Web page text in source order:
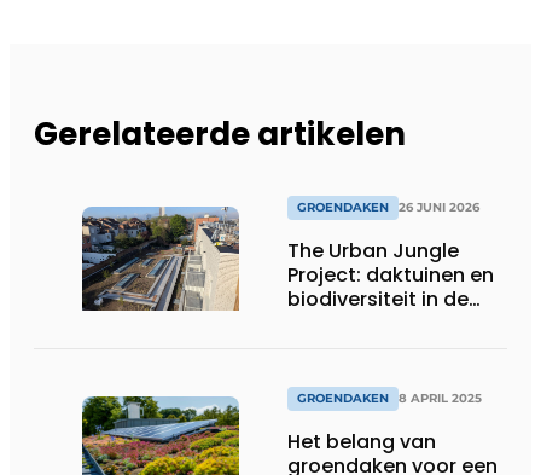
Gerelateerde artikelen
GROENDAKEN 26 JUNI 2026
The Urban Jungle
Project: daktuinen en
biodiversiteit in de
GROENDAKEN 8 APRIL 2025
Het belang van
groendaken voor een